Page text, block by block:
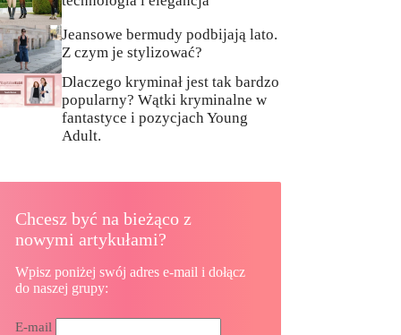
Jeansowe bermudy podbijają lato.
Z czym je stylizować?
Dlaczego kryminał jest tak bardzo
popularny? Wątki kryminalne w
fantastyce i pozycjach Young
Adult.
Chcesz być na bieżąco z
nowymi artykułami?
Wpisz poniżej swój adres e-mail i dołącz
do naszej grupy:
E-mail